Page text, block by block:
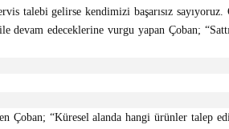
talebi gelirse kendimizi başarısız
edeceklerine vurgu yapan Çoban;
Çoban; “Küresel alanda hangi ürünler talep